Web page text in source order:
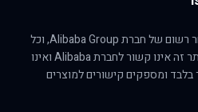
הסימן AliExpress הוא סימן מסחר רשום של חברת Alibaba Group, וכל
הזכויות הנוגעות לו שמורות לה. אתר זה אינו קשור לחברת Alibaba ואינו
בלבד ומספקים קישורים למוצרים